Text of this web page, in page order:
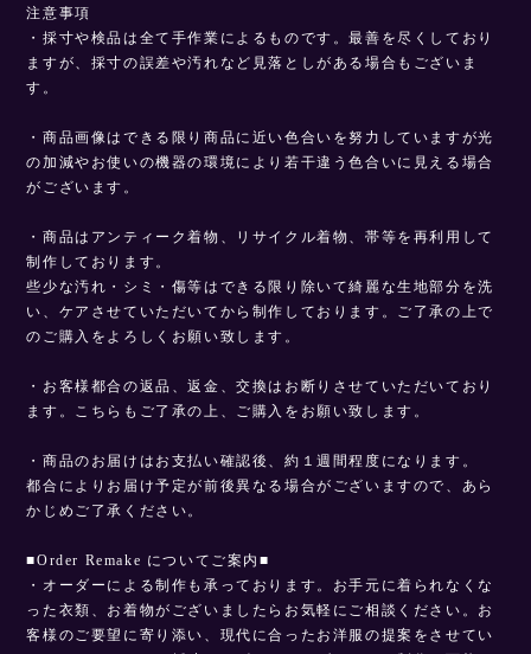
注意事項
・採寸や検品は全て手作業によるものです。最善を尽くしており
ますが、採寸の誤差や汚れなど見落としがある場合もございま
す。
・商品画像はできる限り商品に近い色合いを努力していますが光
の加減やお使いの機器の環境により若干違う色合いに見える場合
がございます。
・商品はアンティーク着物、リサイクル着物、帯等を再利用して
制作しております。
些少な汚れ・シミ・傷等はできる限り除いて綺麗な生地部分を洗
い、ケアさせていただいてから制作しております。ご了承の上で
のご購入をよろしくお願い致します。
・お客様都合の返品、返金、交換はお断りさせていただいており
ます。こちらもご了承の上、ご購入をお願い致します。
・商品のお届けはお支払い確認後、約１週間程度になります。
都合によりお届け予定が前後異なる場合がございますので、あら
かじめご了承ください。
■Order Remake についてご案内■
・オーダーによる制作も承っております。お手元に着られなくな
った衣類、お着物がございましたらお気軽にご相談ください。お
客様のご要望に寄り添い、現代に合ったお洋服の提案をさせてい